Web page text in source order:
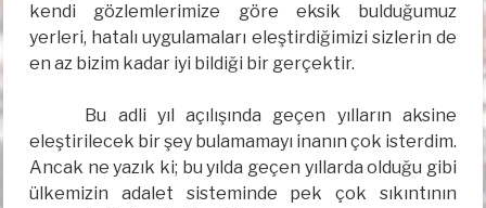
kendi gözlemlerimize göre eksik bulduğumuz
yerleri, hatalı uygulamaları eleştirdiğimizi sizlerin de
en az bizim kadar iyi bildiği bir gerçektir.
Bu adli yıl açılışında geçen yılların aksine
eleştirilecek bir şey bulamamayı inanın çok isterdim.
Ancak ne yazık ki; bu yılda geçen yıllarda olduğu gibi
ülkemizin adalet sisteminde pek çok sıkıntının